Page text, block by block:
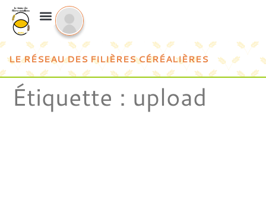
LE RÉSEAU DES FILIÈRES CÉRÉALIÈRES
Étiquette : upload